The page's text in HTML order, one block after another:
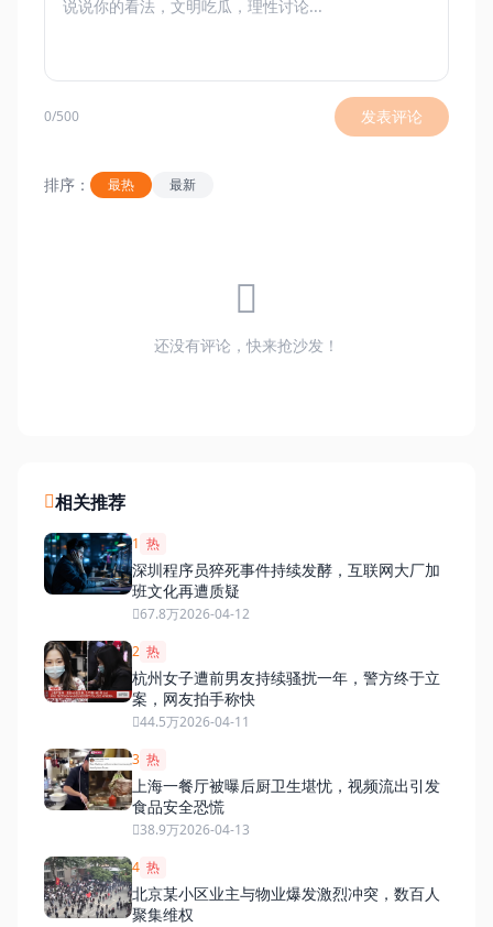
0/500 发表评论
排序： 最热 最新
还没有评论，快来抢沙发！
相关推荐
1 热
深圳程序员猝死事件持续发酵，互联网大厂加
班文化再遭质疑
67.8万2026-04-12
2 热
杭州女子遭前男友持续骚扰一年，警方终于立
案，网友拍手称快
44.5万2026-04-11
3 热
上海一餐厅被曝后厨卫生堪忧，视频流出引发
食品安全恐慌
38.9万2026-04-13
4 热
北京某小区业主与物业爆发激烈冲突，数百人
聚集维权